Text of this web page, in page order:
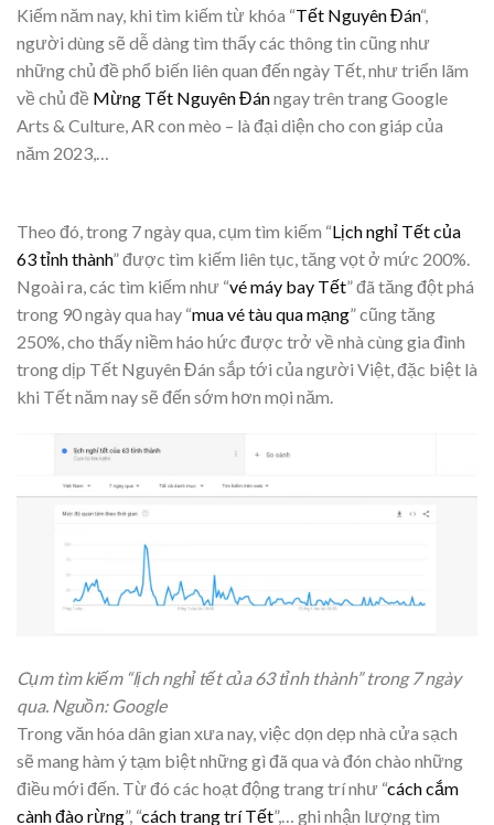
Kiếm năm nay, khi tìm kiếm từ khóa “Tết Nguyên Đán“,
người dùng sẽ dễ dàng tìm thấy các thông tin cũng như
những chủ đề phổ biến liên quan đến ngày Tết, như triển lãm
về chủ đề Mừng Tết Nguyên Đánngay trên trang Google
Arts & Culture, AR con mèo – là đại diện cho con giáp của
năm 2023,…
​Theo đó, trong 7 ngày qua, cụm tìm kiếm “Lịch nghỉ Tết của
63 tỉnh thành” được tìm kiếm liên tục, tăng vọt ở mức 200%.
Ngoài ra, các tìm kiếm như “vé máy bay Tết” đã tăng đột phá
trong 90 ngày qua hay “mua vé tàu qua mạng” cũng tăng
250%, cho thấy niềm háo hức được trở về nhà cùng gia đình
trong dịp Tết Nguyên Đán sắp tới của người Việt, đặc biệt là
khi Tết năm nay sẽ đến sớm hơn mọi năm.
Cụm tìm kiếm “lịch nghỉ tết của 63 tỉnh thành” trong 7 ngày
qua. Nguồn: Google
​Trong văn hóa dân gian xưa nay, việc dọn dẹp nhà cửa sạch
sẽ mang hàm ý tạm biệt những gì đã qua và đón chào những
điều mới đến. Từ đó các hoạt động trang trí như “cách cắm
cành đào rừng”, “cách trang trí Tết”,… ghi nhận lượng tìm